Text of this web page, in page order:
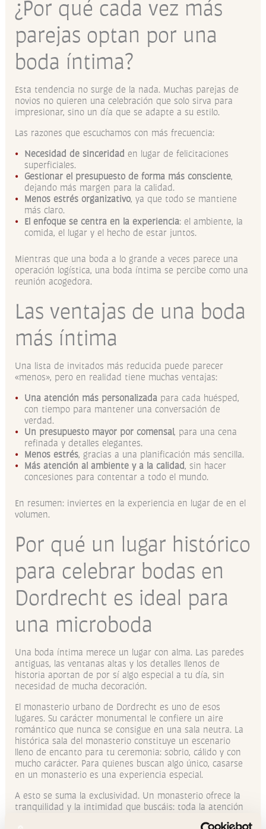
¿Por qué cada vez más
parejas optan por una
boda íntima?
Esta tendencia no surge de la nada. Muchas parejas de
novios no quieren una celebración que solo sirva para
impresionar, sino un día que se adapte a su estilo.
Las razones que escuchamos con más frecuencia:
Necesidad de sinceridad en lugar de felicitaciones
superficiales.
Gestionar el presupuesto de forma más consciente,
dejando más margen para la calidad.
Menos estrés organizativo, ya que todo se mantiene
más claro.
El enfoque se centra en la experiencia: el ambiente, la
comida, el lugar y el hecho de estar juntos.
Mientras que una boda a lo grande a veces parece una
operación logística, una boda íntima se percibe como una
reunión acogedora.
Las ventajas de una boda
más íntima
Una lista de invitados más reducida puede parecer
«menos», pero en realidad tiene muchas ventajas:
Una atención más personalizada para cada huésped,
con tiempo para mantener una conversación de
verdad.
Un presupuesto mayor por comensal, para una cena
refinada y detalles elegantes.
Menos estrés, gracias a una planificación más sencilla.
Más atención al ambiente y a la calidad, sin hacer
concesiones para contentar a todo el mundo.
En resumen: inviertes en la experiencia en lugar de en el
volumen.
Por qué un lugar histórico
para celebrar bodas en
Dordrecht es ideal para
una microboda
Una boda íntima merece un lugar con alma. Las paredes
antiguas, las ventanas altas y los detalles llenos de
historia aportan de por sí algo especial a tu día, sin
necesidad de mucha decoración.
El monasterio urbano de Dordrecht es uno de esos
lugares. Su carácter monumental le confiere un aire
romántico que nunca se consigue en una sala neutra. La
histórica sala del monasterio constituye un escenario
lleno de encanto para tu ceremonia: sobrio, cálido y con
mucho carácter. Para quienes buscan algo único, casarse
en un monasterio es una experiencia especial.
A esto se suma la exclusividad. Un monasterio ofrece la
tranquilidad y la intimidad que buscáis: toda la atención